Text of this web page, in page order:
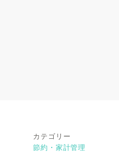
カテゴリー
節約・家計管理